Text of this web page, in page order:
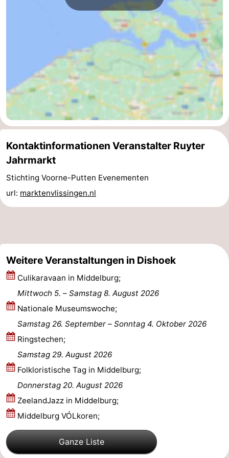
Schouwen-
Duiveland
-
Renesse
-
Brouwershaven
-
Bruinisse
-
Oosterschelde
Burgh
Haamstede
-
Natur
Kop
Schouwen
Walcheren
Natur
Oranjezon
-
Oostkapelle
-
Natur
de
Mantelingen
Domburg
-
Westkapelle
-
Zoutelande
-
Kontaktinformationen Veranstalter Ruyter
Jahrmarkt
Stichting Voorne-Putten Evenementen
url: marktenvlissingen.nl
Weitere Veranstaltungen in Dishoek
Culikaravaan in Middelburg;
Mittwoch 5. –
Samstag 8. August 2026
Nationale Museumswoche;
Samstag 26. September –
Sonntag 4. Oktober 2026
Ringstechen;
Samstag 29. August 2026
Folkloristische Tag in Middelburg;
Donnerstag 20. August 2026
ZeelandJazz in Middelburg;
Middelburg VÓLkoren;
Ganze Liste